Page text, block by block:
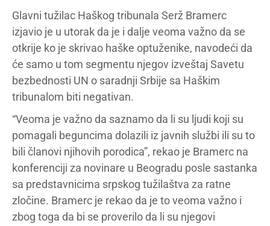
Glavni tužilac Haškog tribunala Serž Bramerc
izjavio je u utorak da je i dalje veoma važno da se
otkrije ko je skrivao haške optuženike, navodeći da
će samo u tom segmentu njegov izveštaj Savetu
bezbednosti UN o saradnji Srbije sa Haškim
tribunalom biti negativan.
“Veoma je važno da saznamo da li su ljudi koji su
pomagali beguncima dolazili iz javnih službi ili su to
bili članovi njihovih porodica”, rekao je Bramerc na
konferenciji za novinare u Beogradu posle sastanka
sa predstavnicima srpskog tužilaštva za ratne
zločine. Bramerc je rekao da je to veoma važno i
zbog toga da bi se proverilo da li su njegovi